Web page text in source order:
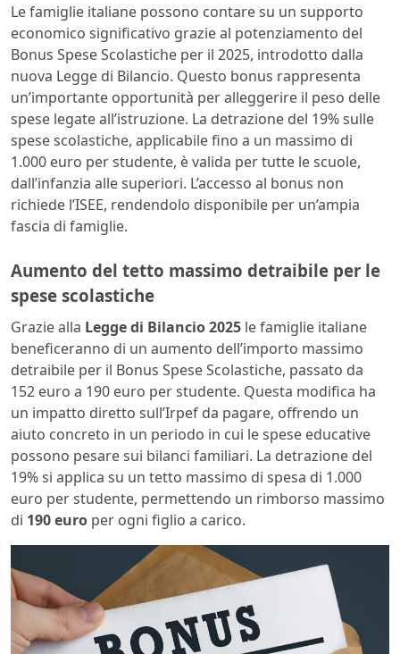
Le famiglie italiane possono contare su un supporto
economico significativo grazie al potenziamento del
Bonus Spese Scolastiche per il 2025, introdotto dalla
nuova Legge di Bilancio. Questo bonus rappresenta
un’importante opportunità per alleggerire il peso delle
spese legate all’istruzione. La detrazione del 19% sulle
spese scolastiche, applicabile fino a un massimo di
1.000 euro per studente, è valida per tutte le scuole,
dall’infanzia alle superiori. L’accesso al bonus non
richiede l’ISEE, rendendolo disponibile per un’ampia
fascia di famiglie.
Aumento del tetto massimo detraibile per le
spese scolastiche
Grazie alla Legge di Bilancio 2025 le famiglie italiane
beneficeranno di un aumento dell’importo massimo
detraibile per il Bonus Spese Scolastiche, passato da
152 euro a 190 euro per studente. Questa modifica ha
un impatto diretto sull’Irpef da pagare, offrendo un
aiuto concreto in un periodo in cui le spese educative
possono pesare sui bilanci familiari. La detrazione del
19% si applica su un tetto massimo di spesa di 1.000
euro per studente, permettendo un rimborso massimo
di 190 euro per ogni figlio a carico.